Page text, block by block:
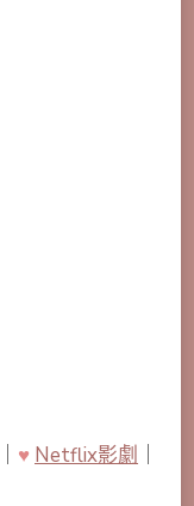
♥ Netflix影劇